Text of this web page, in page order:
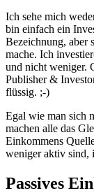
Ich sehe mich
bin einfach ein
Bezeichnung, aber
mache. Ich
und nicht weniger.
Publisher &
flüssig. ;-)
Egal wie man sich
machen alle das
Einkommens
weniger aktiv sind,
Passives